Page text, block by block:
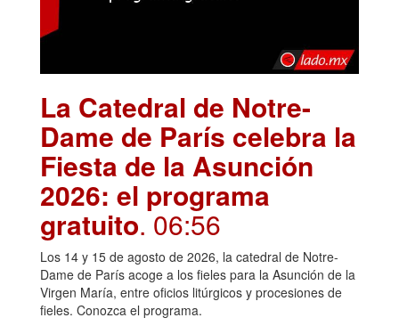
La Catedral de Notre-
Dame de París celebra la
Fiesta de la Asunción
2026: el programa
gratuito. 06:56
Los 14 y 15 de agosto de 2026, la catedral de Notre-
Dame de París acoge a los fieles para la Asunción de la
Virgen María, entre oficios litúrgicos y procesiones de
fieles. Conozca el programa.